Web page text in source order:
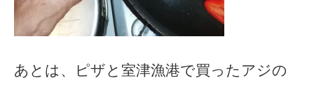
あとは、ピザと室津漁港で買ったアジの